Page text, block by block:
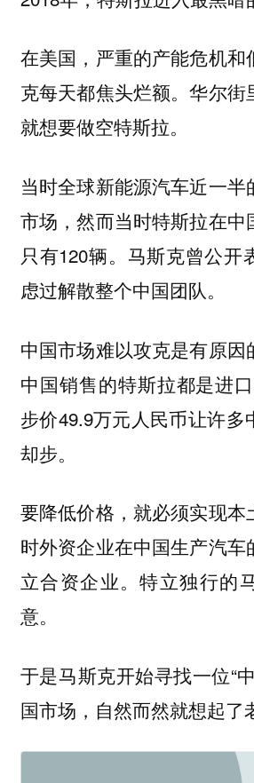
在美国，严重的产能危机和
克每天都焦头烂额。华尔街
就想要做空特斯拉。
当时全球新能源汽车近一半
市场，然而当时特斯拉在中
只有120辆。马斯克曾公开
虑过解散整个中国团队。
中国市场难以攻克是有原因
中国销售的特斯拉都是进
步价49.9万元人民币让许多
却步。
要降低价格，就必须实现本
时外资企业在中国生产汽车
立合资企业。特立独行的
意。
于是马斯克开始寻找一位“
国市场，自然而然就想起了